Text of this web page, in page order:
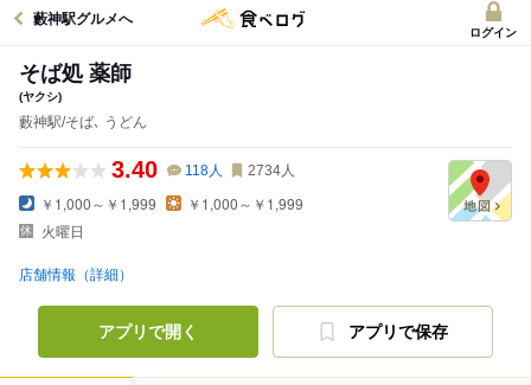
藪神駅グルメへ
ログイン
そば処 薬師
(ヤクシ)
藪神駅/そば､ うどん
3.40 118人 2734人
￥1,000～￥1,999
￥1,000～￥1,999
火曜日
店舗情報（詳細）
アプリで開く アプリで保存